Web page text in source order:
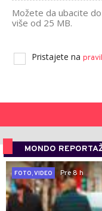
Možete da ubacite
više od 25 MB.
Pristajete na
MONDO
FOTO, VIDEO
Pre 8 h